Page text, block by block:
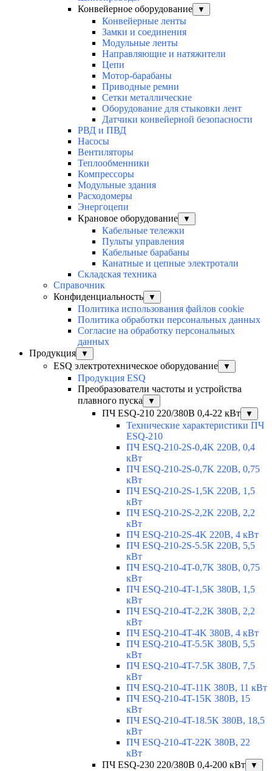
Конвейерное оборудование
▼
Конвейерные ленты
Замки и соединения
Модульные ленты
Направляющие и натяжители
Цепи
Мотор-барабаны
Приводные ремни
Сетки металлические
Оборудование для стыковки лент
Датчики конвейерной безопасности
РВД и ПВД
Насосы
Вентиляторы
Теплообменники
Компрессоры
Модульные здания
Расходомеры
Энергоцепи
Крановое оборудование
▼
Кабельные тележки
Пульты управления
Кабельные барабаны
Канатные и цепные электротали
Складская техника
Справочник
Конфиденциальность
▼
Политика использования файлов cookie
Политика обработки персональных данных
Согласие на обработку персональных
данных
Продукция
▼
ESQ электротехническое оборудование ▼
Продукция ESQ
Преобразователи частоты и устройства
плавного пуска
▼
ПЧ ESQ-210 220/380В 0,4-22 кВт ▼
Технические характеристики ПЧ
ESQ-210
ПЧ ESQ-210-2S-0,4K 220В, 0,4
кВт
ПЧ ESQ-210-2S-0,7K 220В, 0,75
кВт
ПЧ ESQ-210-2S-1,5K 220В, 1,5
кВт
ПЧ ESQ-210-2S-2,2K 220В, 2,2
кВт
ПЧ ESQ-210-2S-4K 220В, 4 кВт
ПЧ ESQ-210-2S-5.5K 220В, 5,5
кВт
ПЧ ESQ-210-4T-0,7K 380В, 0,75
кВт
ПЧ ESQ-210-4T-1,5K 380В, 1,5
кВт
ПЧ ESQ-210-4T-2,2K 380В, 2,2
кВт
ПЧ ESQ-210-4T-4K 380В, 4 кВт
ПЧ ESQ-210-4T-5.5K 380В, 5,5
кВт
ПЧ ESQ-210-4T-7.5K 380В, 7,5
кВт
ПЧ ESQ-210-4T-11K 380В, 11 кВт
ПЧ ESQ-210-4T-15K 380В, 15
кВт
ПЧ ESQ-210-4T-18.5K 380В, 18,5
кВт
ПЧ ESQ-210-4T-22K 380В, 22
кВт
ПЧ ESQ-230 220/380В 0,4-200 кВт
▼